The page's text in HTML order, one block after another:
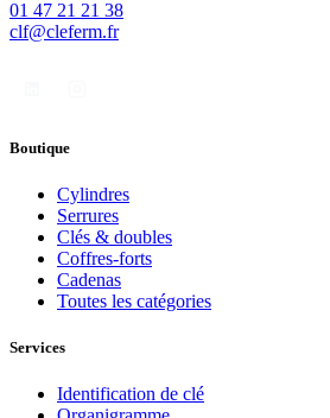
01 47 21 21 38
clf@cleferm.fr
Boutique
Cylindres
Serrures
Clés & doubles
Coffres-forts
Cadenas
Toutes les catégories
Services
Identification de clé